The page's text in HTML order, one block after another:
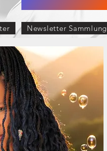
Newsletter Sammlung